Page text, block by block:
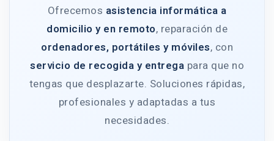
Ofrecemos asistencia informática a
domicilio y en remoto, reparación de
ordenadores, portátiles y móviles, con
servicio de recogida y entrega para que no
tengas que desplazarte. Soluciones rápidas,
profesionales y adaptadas a tus
necesidades.